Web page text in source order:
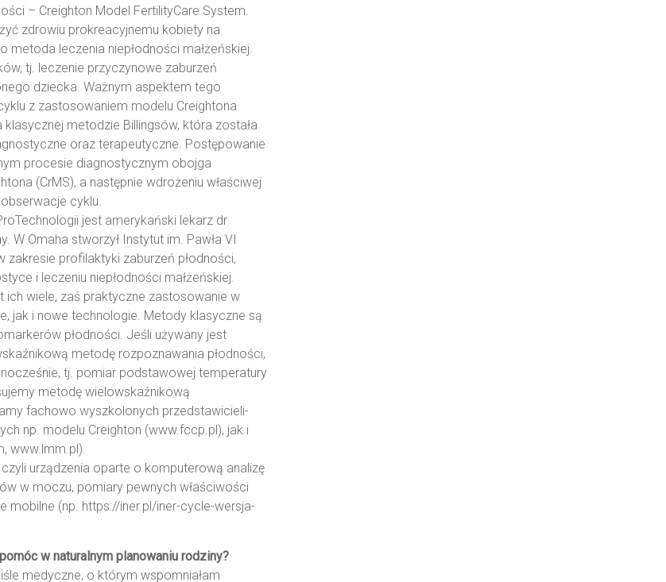
– Creighton Model FertilityCare System.
zdrowiu prokreacyjnemu kobiety na
metoda leczenia niepłodności małżeńskiej.
tj. leczenie przyczynowe zaburzeń
dziecka. Ważnym aspektem tego
z zastosowaniem modelu Creightona
metodzie Billingsów, która została
oraz terapeutyczne. Postępowanie
procesie diagnostycznym obojga
(CrMS), a następnie wdrożeniu właściwej
cyklu.
jest amerykański lekarz dr
W Omaha stworzył Instytut im. Pawła VI
profilaktyki zaburzeń płodności,
i leczeniu niepłodności małżeńskiej.
ich wiele, zaś praktyczne zastosowanie w
jak i nowe technologie. Metody klasyczne są
płodności. Jeśli używany jest
metodę rozpoznawania płodności,
tj. pomiar podstawowej temperatury
metodę wielowskaźnikową
fachowo wyszkolonych przedstawicieli-
np. modelu Creighton (www.fccp.pl), jak i
www.lmm.pl).
urządzenia oparte o komputerową analizę
w moczu, pomiary pewnych właściwości
(np. https://iner.pl/iner-cycle-wersja-
w naturalnym planowaniu rodziny?
medyczne, o którym wspomniałam